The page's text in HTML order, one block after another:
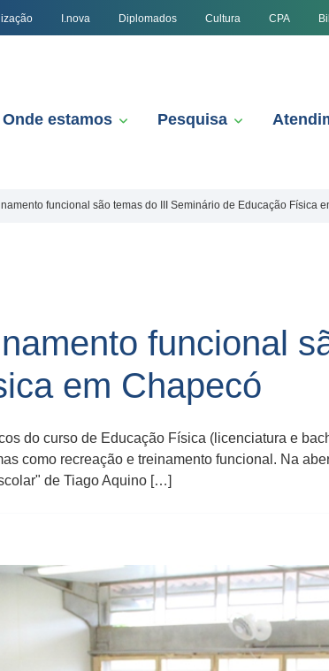
I.nova Diplomados Cultura CPA
Onde estamos Pesquisa
funcional são temas do III Seminário de Educação Física
funcional
em Chapecó
do curso de Educação Física (licenciatura e
como recreação e treinamento funcional. Na
de Tiago Aquino […]